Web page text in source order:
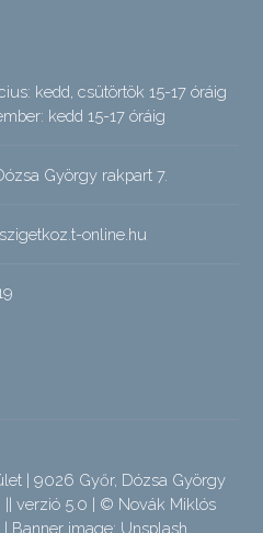
kedd, csütörtök 15-17 óráig
kedd 15-17 óráig
György rakpart 7.
online.hu
| 9026 Győr, Dózsa György
|| verzió 5.0 | © Novák Miklós
| Banner image: Unsplash